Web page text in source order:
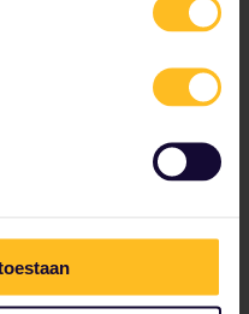
PKP Intercity